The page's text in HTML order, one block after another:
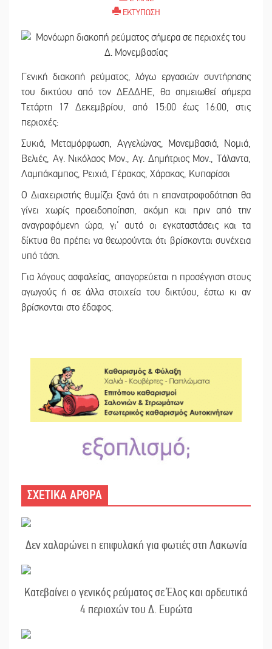
ΕΚΤΥΠΩΣΗ
Γενική διακοπή ρεύματος, λόγω εργασιών συντήρησης
του δικτύου από τον ΔΕΔΔΗΕ, θα σημειωθεί σήμερα
Τετάρτη 17 Δεκεμβρίου, από 15:00 έως 16:00, στις
περιοχές:
Συκιά, Μεταμόρφωση, Αγγελώνας, Μονεμβασιά, Νομιά,
Βελιές, Αγ. Νικόλαος Μον., Αγ. Δημήτριος Μον., Τάλαντα,
Λαμπάκαμπος, Ρειχιά, Γέρακας, Χάρακας, Κυπαρίσσι
Ο Διαχειριστής θυμίζει ξανά ότι η επανατροφοδότηση θα
γίνει χωρίς προειδοποίηση, ακόμη και πριν από την
αναγραφόμενη ώρα, γι’ αυτό οι εγκαταστάσεις και τα
δίκτυα θα πρέπει να θεωρούνται ότι βρίσκονται συνέχεια
υπό τάση.
Για λόγους ασφαλείας, απαγορεύεται η προσέγγιση στους
αγωγούς ή σε άλλα στοιχεία του δικτύου, έστω κι αν
βρίσκονται στο έδαφος.
ΣΧΕΤΙΚΑ ΑΡΘΡΑ
Δεν χαλαρώνει η επιφυλακή για φωτιές στη Λακωνία
Κατεβαίνει ο γενικός ρεύματος σε Έλος και αρδευτικά
4 περιοχών του Δ. Ευρώτα